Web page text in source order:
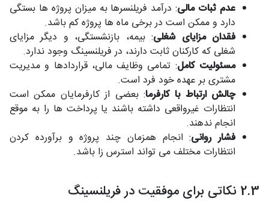
عدم ثبات مالی: درآمد فریلنسرها به میزان پروژه ها بستگی
دارد و ممکن است در برخی ماه ها پروژه کم باشد.
فقدان مزایای شغلی: بیمه، بازنشستگی، و دیگر مزایای
شغلی که کارکنان ثابت دارند، در فریلنسینگ وجود ندارد.
مسئولیت کامل: تمامی وظایف مالی، قراردادها و مدیریت
مشتری بر عهده خود فرد است.
چالش ارتباط با کارفرما: بعضی از کارفرمایان ممکن است
انتظارات غیرواقعی داشته باشند یا پرداخت ها را به موقع
انجام ندهند.
فشار روانی: انجام همزمان چند پروژه و برآورده کردن
انتظارات مختلف می تواند استرس زا باشد.
2.3 نکاتی برای موفقیت در فریلنسینگ